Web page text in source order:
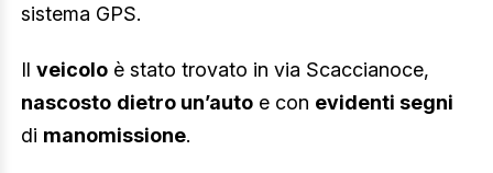
sistema GPS.
Il veicolo è stato trovato in via Scaccianoce,
nascosto dietro un’auto e con evidenti segni
di manomissione.